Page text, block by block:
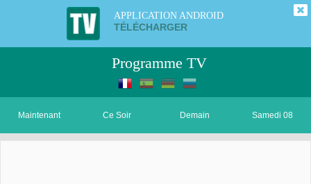
APPLICATION ANDROID
TÉLÉCHARGER
Programme TV
Maintenant Ce Soir Demain Samedi 08